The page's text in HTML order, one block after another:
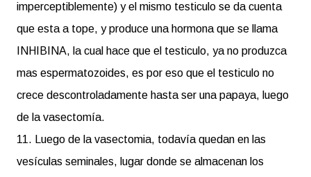
imperceptiblemente) y el mismo testiculo se da cuenta
que esta a tope, y produce una hormona que se llama
INHIBINA, la cual hace que el testiculo, ya no produzca
mas espermatozoides, es por eso que el testiculo no
crece descontroladamente hasta ser una papaya, luego
de la vasectomía.
11. Luego de la vasectomia, todavía quedan en las
vesículas seminales, lugar donde se almacenan los